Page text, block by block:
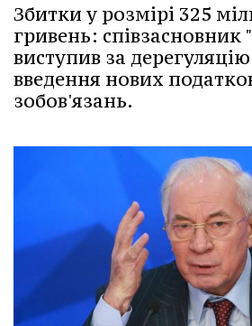
Збитки у розмірі 325
гривень:
виступив за
введення нових
зобов'язань.